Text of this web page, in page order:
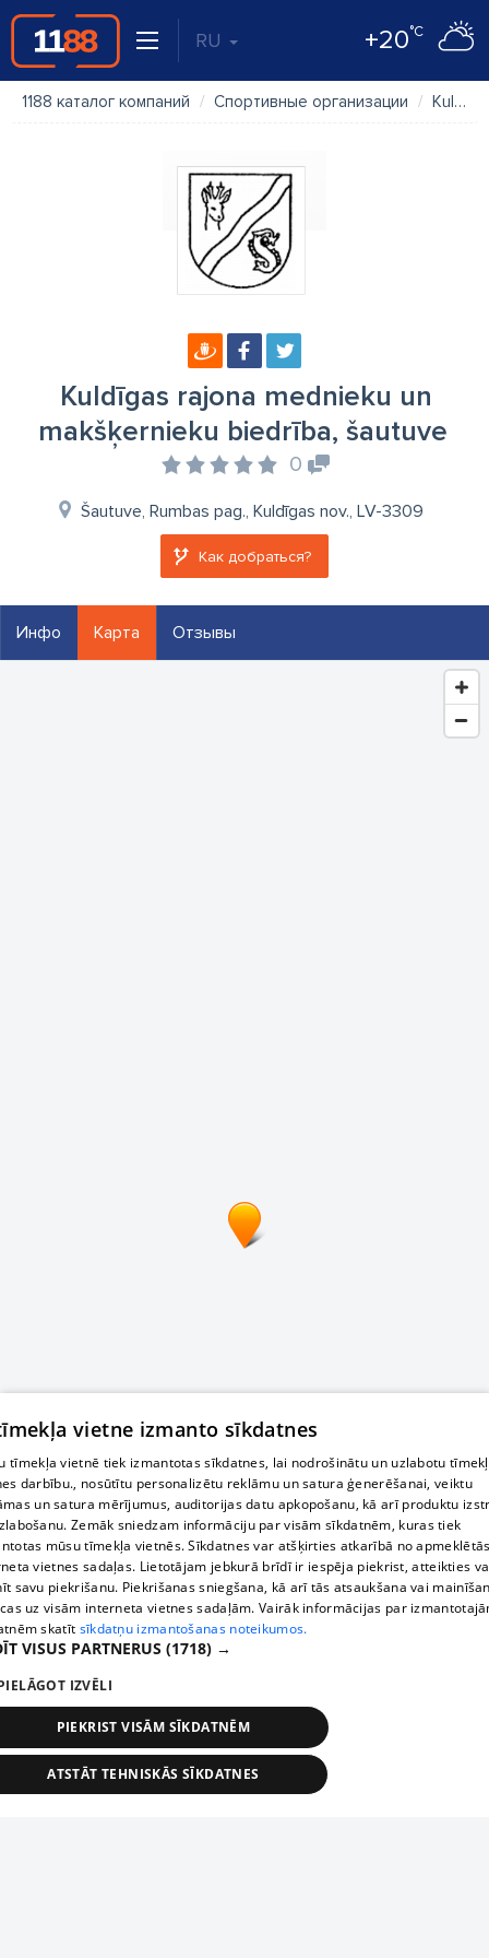
RU +20°C
1188 каталог компаний Спортивные организации Kuldīgas rajona mednieku un makšķernieku biedrība, šautuve
Kuldīgas rajona mednieku un
makšķernieku biedrība, šautuve
0
Šautuve, Rumbas pag., Kuldīgas nov., LV-3309
Как добраться?
Инфо Карта Отзывы
vietne izmanto sīkdatnes
tīmekļa vietnē tiek izmantotas sīkdatnes, lai nodrošinātu un uzlabotu
darbību., nosūtītu personalizētu reklāmu un satura ģenerēšanai, veiktu
un satura mērījumus, auditorijas datu apkopošanu, kā arī produktu
Zemāk sniedzam informāciju par visām sīkdatnēm, kuras tiek
mūsu tīmekļa vietnēs. Sīkdatnes var atšķirties atkarībā no
vietnes sadaļas. Lietotājam jebkurā brīdī ir iespēja piekrist, atteikties
savu piekrišanu. Piekrišanas sniegšana, kā arī tās atsaukšana vai
uz visām interneta vietnes sadaļām. Vairāk informācijas par
skatīt sīkdatņu izmantošanas noteikumos.
VISUS PARTNERUS (1718) →
IZVĒLI
PIEKRIST VISĀM SĪKDATNĒM
ATSTĀT TEHNISKĀS SĪKDATNES